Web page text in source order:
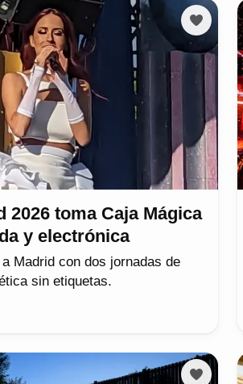
2026 toma Caja Mágica
y electrónica
Madrid con dos jornadas de
sin etiquetas.